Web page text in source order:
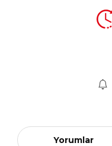
Yorumlar